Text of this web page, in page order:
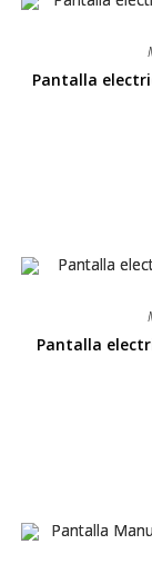
Pantalla
Pantalla